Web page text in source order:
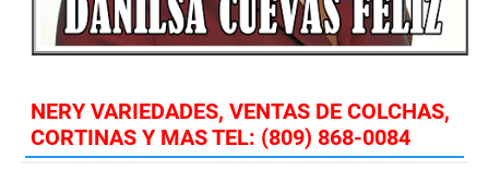
NERY VARIEDADES, VENTAS DE COLCHAS,
CORTINAS Y MAS TEL: (809) 868-0084